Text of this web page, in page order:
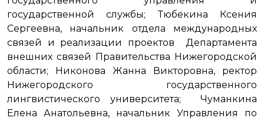
государственной службы; Тюбекина Ксения
Сергеевна, начальник отдела международных
связей и реализации проектов Департамента
внешних связей Правительства Нижегородской
области; Никонова Жанна Викторовна, ректор
Нижегородского государственного
лингвистического университета; Чуманкина
Елена Анатольевна, начальник Управления по